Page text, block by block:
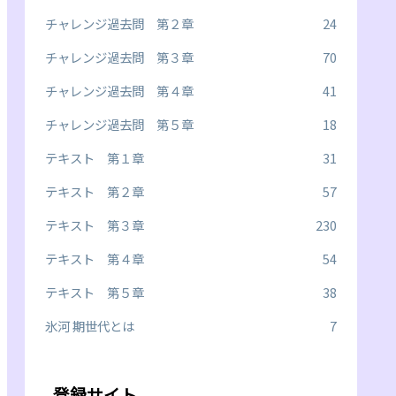
チャレンジ過去問 第２章
24
チャレンジ過去問 第３章
70
チャレンジ過去問 第４章
41
チャレンジ過去問 第５章
18
テキスト 第１章
31
テキスト 第２章
57
テキスト 第３章
230
テキスト 第４章
54
テキスト 第５章
38
氷河 期世代とは
7